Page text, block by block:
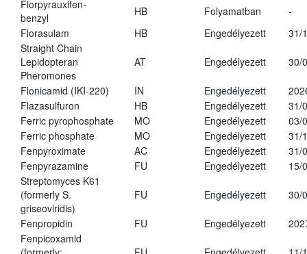
Florpyrauxifen-
benzyl
HB Folyamatban
-
Florasulam
HB Engedélyezett
31/
Straight Chain
Lepidopteran
Pheromones
AT Engedélyezett 30/
Flonicamid (IKI-220) IN Engedélyezett
Flazasulfuron
HB Engedélyezett
31/
Ferric pyrophosphate
MO Engedélyezett
03/
Ferric phosphate
MO Engedélyezett
31/
Fenpyroximate
AC Engedélyezett
31/
Fenpyrazamine
FU Engedélyezett
15/
Streptomyces K61
(formerly S.
griseoviridis)
FU Engedélyezett 30/
Fenpropidin FU Engedélyezett
Fenpicoxamid